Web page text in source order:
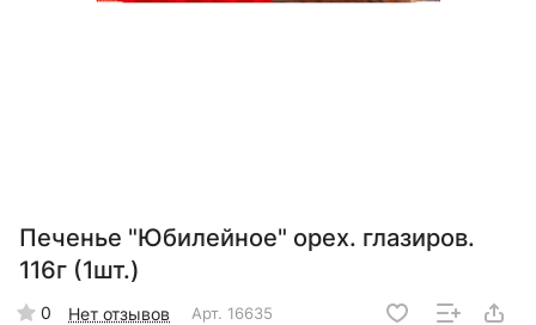
Печенье "Юбилейное" орех. глазиров.
116г (1шт.)
0 Нет отзывов Арт. 16635